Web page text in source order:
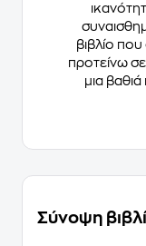
βιβλίο
προτείνω
μια
Σύνοψη